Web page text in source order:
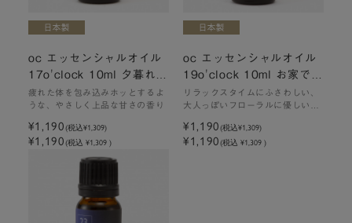
oc エッセンシャルオイル
17o'clock 10ml 夕暮れの
まどろみ
疲れた体を包み込みホッとするよ
うな、やさしく上品な甘さの香り
¥1,190(税込¥1,309)
¥1,190(税込 ¥1,309 )
oc エッセンシャルオイル
19o'clock 10ml お家でゆ
ったり
リラックスタイムにふさわしい、
大人っぽいフローラルに優しい甘
¥1,190(税込¥1,309)
¥1,190(税込 ¥1,309 )